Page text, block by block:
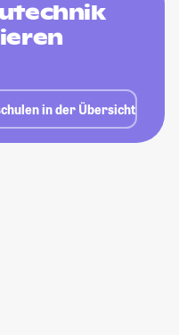
in der Übersicht